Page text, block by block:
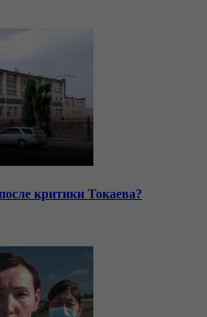
критики Токаева?